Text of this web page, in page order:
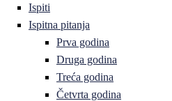
Ispiti
Ispitna pitanja
Prva godina
Druga godina
Treća godina
Četvrta godina